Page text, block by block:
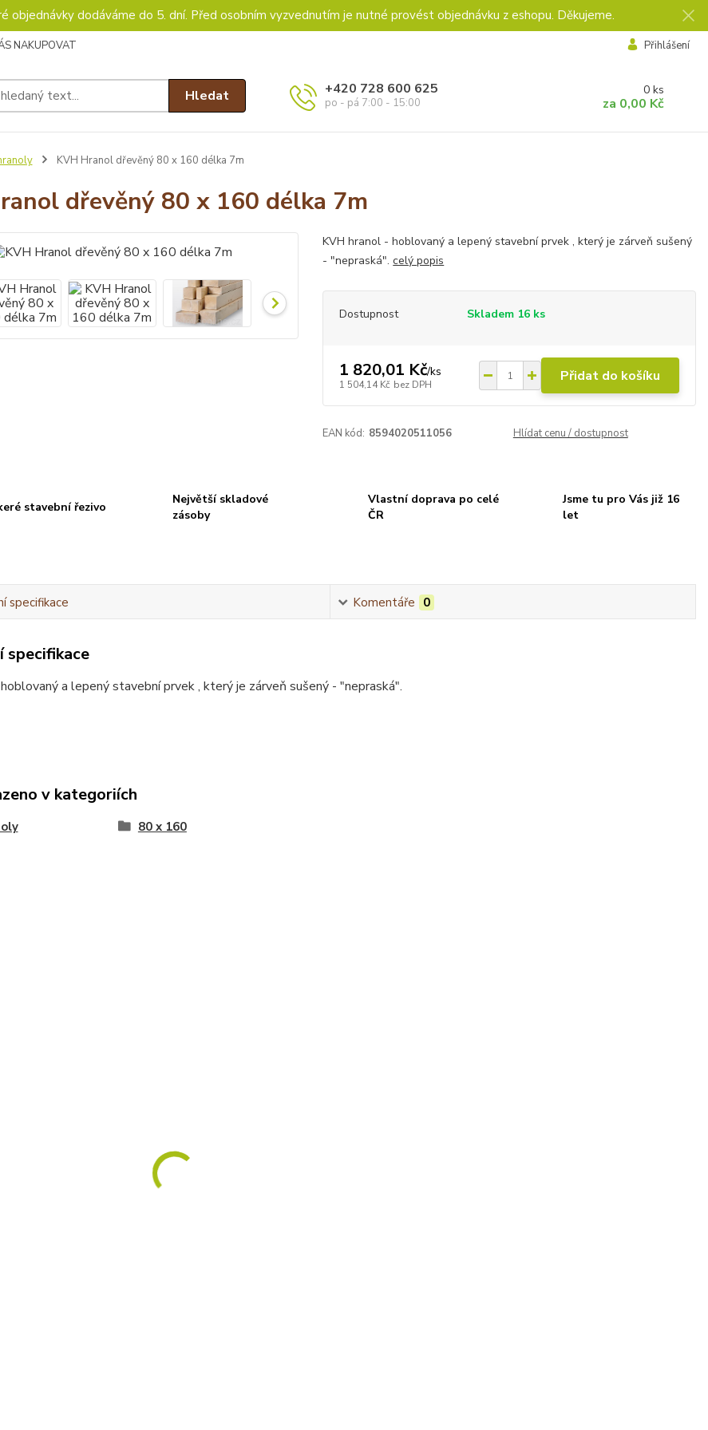
objednávky dodáváme do 5. dní. Před osobním vyzvednutím je nutné provést objednávku z eshopu. Děkujeme.
NAKUPOVAT Přihlášení
Hledat +420 728 600 625
po - pá 7:00 - 15:00
0 ks
za 0,00 Kč
KVH Hranol dřevěný 80 x 160 délka 7m
dřevěný 80 x 160 délka 7m
KVH hranol - hoblovaný a lepený stavební prvek , který je zárveň sušený
- "nepraská".celý popis
Dostupnost Skladem 16 ks
1 820,01 Kč/ks
1 504,14 Kč bez DPH Přidat do košíku
EAN kód: 8594020511056 Hlídat cenu / dostupnost
stavební řezivo
Největší skladové
zásoby
Vlastní doprava po celé
ČR
Jsme tu pro Vás již 16
let
specifikace Komentáře 0
specifikace
a lepený stavební prvek , který je zárveň sušený - "nepraská".
v kategoriích
80 x 160